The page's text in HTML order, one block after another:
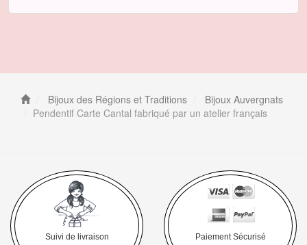
Bijoux des Régions et Traditions
Bijoux Auvergnats
Pendentif Carte Cantal fabriqué par un atelier français
Suivi de livraison Paiement Sécurisé